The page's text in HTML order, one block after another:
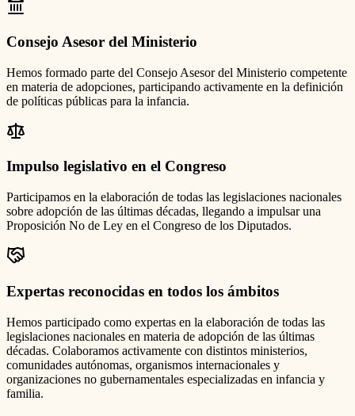
Consejo Asesor del Ministerio
Hemos formado parte del Consejo Asesor del Ministerio competente
en materia de adopciones, participando activamente en la definición
de políticas públicas para la infancia.
Impulso legislativo en el Congreso
Participamos en la elaboración de todas las legislaciones nacionales
sobre adopción de las últimas décadas, llegando a impulsar una
Proposición No de Ley en el Congreso de los Diputados.
Expertas reconocidas en todos los ámbitos
Hemos participado como expertas en la elaboración de todas las
legislaciones nacionales en materia de adopción de las últimas
décadas. Colaboramos activamente con distintos ministerios,
comunidades autónomas, organismos internacionales y
organizaciones no gubernamentales especializadas en infancia y
familia.